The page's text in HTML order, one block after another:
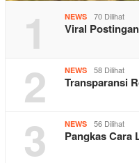
1 NEWS 70 Dilihat
Viral
2 NEWS 58 Dilihat
Transparansi
3 NEWS 56 Dilihat
Pangkas Cara